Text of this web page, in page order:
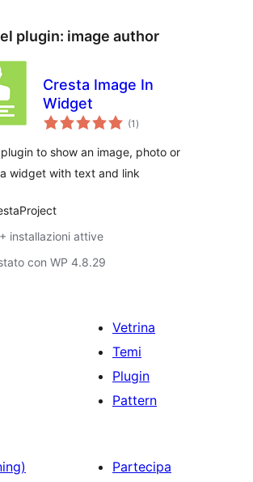
plugin: image author
Cresta Image In
Widget
(1 valutazioni
totali
)
to show an image, photo or
widget with text and link
installazioni attive
con WP 4.8.29
Vetrina
Temi
Plugin
Pattern
Partecipa